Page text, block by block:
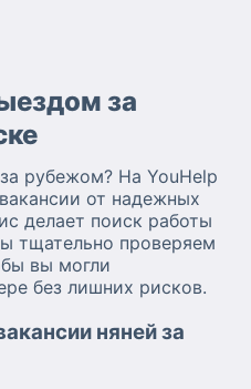
за
рубежом? На YouHelp
от надежных
делает поиск работы
тщательно проверяем
вы могли
без лишних рисков.
няней за